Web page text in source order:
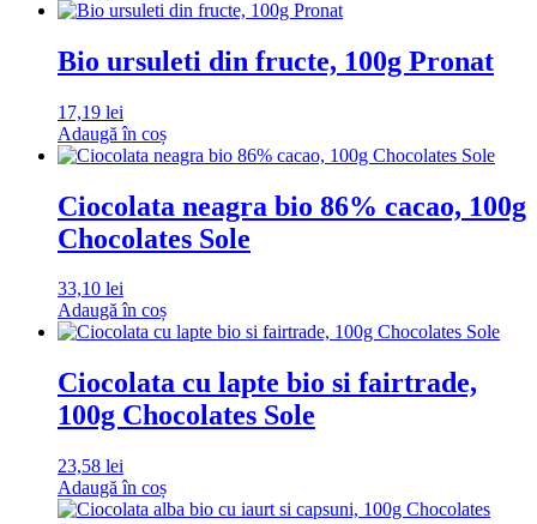
Bio ursuleti din fructe, 100g Pronat
17,19 lei
Adaugă în coș
Ciocolata neagra bio 86% cacao, 100g
Chocolates Sole
33,10 lei
Adaugă în coș
Ciocolata cu lapte bio si fairtrade,
100g Chocolates Sole
23,58 lei
Adaugă în coș